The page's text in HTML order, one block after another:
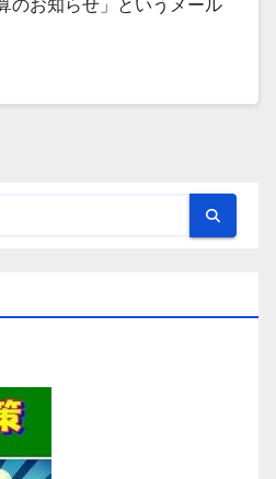
のお知らせ」というメール